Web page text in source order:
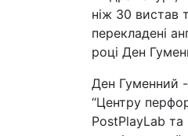
ніж 30 вистав
перекладені
році Ден
Ден Гуменний
“Центру
PostPlayLab та